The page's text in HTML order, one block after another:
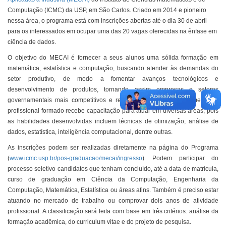
Computação (ICMC) da USP, em São Carlos. Criado em 2014 e pioneiro
nessa área, o programa está com inscrições abertas até o dia 30 de abril
para os interessados em ocupar uma das 20 vagas oferecidas na ênfase em
ciência de dados.
O objetivo do MECAI é fornecer a seus alunos uma sólida formação em
matemática, estatística e computação, buscando atender às demandas do
setor produtivo, de modo a fomentar avanços tecnológicos e
desenvolvimento de produtos, tornando assim empresas e setores
governamentais mais competitivos e reconhecidos internacionalmente. O
profissional formado recebe capacitação para atuar em diversas áreas, pois
as habilidades desenvolvidas incluem técnicas de otimização, análise de
dados, estatística, inteligência computacional, dentre outras.
As inscrições podem ser realizadas diretamente na página do Programa
(www.icmc.usp.br/pos-graduacao/mecai/ingresso). Podem participar do
processo seletivo candidatos que tenham concluído, até a data de matrícula,
curso de graduação em Ciência da Computação, Engenharia da
Computação, Matemática, Estatística ou áreas afins. Também é preciso estar
atuando no mercado de trabalho ou comprovar dois anos de atividade
profissional. A classificação será feita com base em três critérios: análise da
formação acadêmica, do curriculum vitae e do projeto de pesquisa.